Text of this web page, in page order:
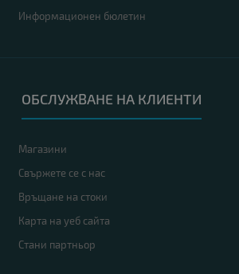
Информационен бюлетин
ОБСЛУЖВАНЕ НА КЛИЕНТИ
Магазини
Свържете се с нас
Връщане на стоки
Карта на уеб сайта
Стани партньор